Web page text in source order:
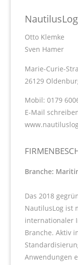
Otto Klemke
Sven Hamer
Marie-Curie-
26129
Mobil: 0179
E-Mail
Branche:
Das 2018
NautilusLog ist
internationaler
Branche. Aktiv
Anwendungen